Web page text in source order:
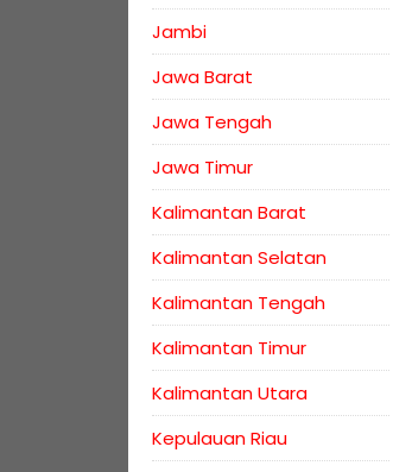
Jambi
Jawa Barat
Jawa Tengah
Jawa Timur
Kalimantan Barat
Kalimantan Selatan
Kalimantan Tengah
Kalimantan Timur
Kalimantan Utara
Kepulauan Riau